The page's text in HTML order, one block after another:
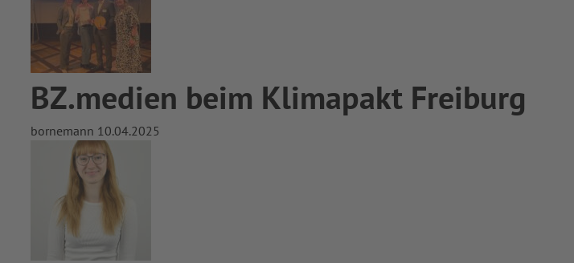
BZ.medien beim Klimapakt Freiburg
bornemann 10.04.2025